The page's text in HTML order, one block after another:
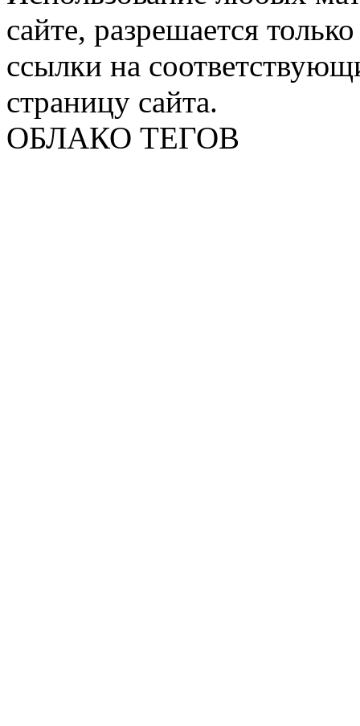
сайте, разрешается
ссылки на
страницу сайта.
ОБЛАКО ТЕГОВ